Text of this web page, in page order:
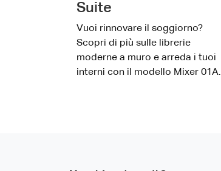
Suite
Vuoi rinnovare il soggiorno?
Scopri di più sulle librerie
moderne a muro e arreda i tuoi
interni con il modello Mixer 01A.